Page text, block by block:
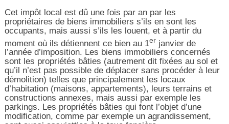
Cet impôt local est dû une fois par an par les
propriétaires de biens immobiliers s’ils en sont les
occupants, mais aussi s’ils les louent, et à partir du
moment où ils détiennent ce bien au 1er janvier de
l’année d’imposition. Les biens immobiliers concernés
sont les propriétés bâties (autrement dit fixées au sol et
qu’il n’est pas possible de déplacer sans procéder à leur
démolition) telles que principalement les locaux
d’habitation (maisons, appartements), leurs terrains et
constructions annexes, mais aussi par exemple les
parkings. Les propriétés bâties qui font l’objet d’une
modification, comme par exemple un agrandissement,